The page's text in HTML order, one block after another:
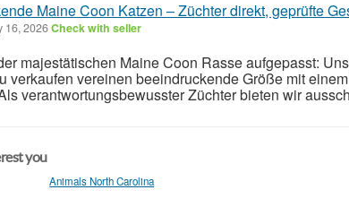
Maine Coon Katzen – Züchter direkt, geprüfte
16, 2026Check with seller
majestätischen Maine Coon Rasse aufgepasst:
verkaufen vereinen beeindruckende Größe mit
verantwortungsbewusster Züchter bieten wir
you
Animals North Carolina